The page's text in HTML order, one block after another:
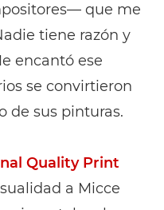
que me
tiene razón y
encantó ese
se convirtieron
de sus pinturas.
Quality Print
a Micce